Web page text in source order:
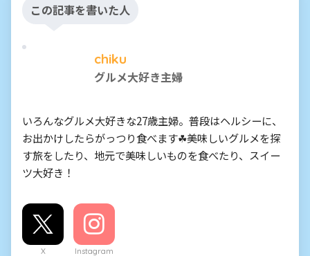
この記事を書いた人
chiku
グルメ大好き主婦
いろんなグルメ大好きな27歳主婦。普段はヘルシーに、
お出かけしたらがっつり食べます☘美味しいグルメを探
す旅をしたり、地元で美味しいものを食べたり、スイー
ツ大好き！
X Instagram